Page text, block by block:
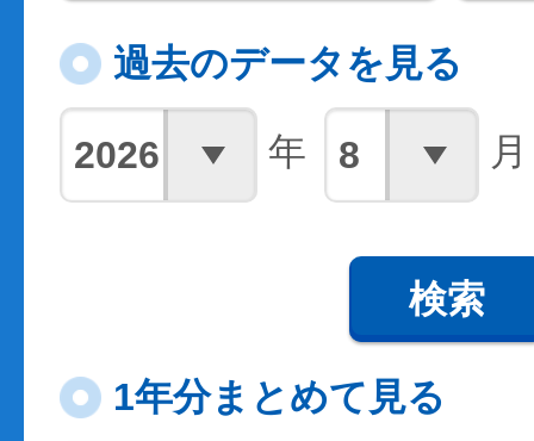
過去のデータを見る
年 月
検索
1年分まとめて見る